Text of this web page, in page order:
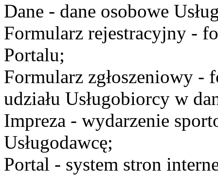
Dane - dane osobowe
Formularz rejestracyjny -
Portalu;
Formularz zgłoszeniowy -
udziału Usługobiorcy w
Impreza - wydarzenie
Usługodawcę;
Portal - system stron